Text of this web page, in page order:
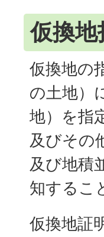
仮換地
仮換地の
の土地）
地）を指
及びその
及び地積
知するこ
仮換地証